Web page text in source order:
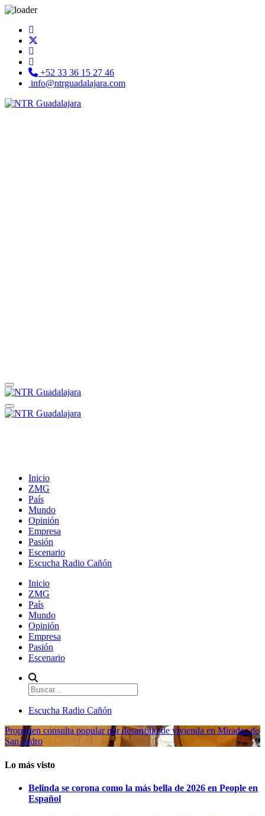
+52 33 36 15 27 46
info@ntrguadalajara.com
Inicio
ZMG
País
Mundo
Opinión
Empresa
Pasión
Escenario
Escucha Radio Cañón
Inicio
ZMG
País
Mundo
Opinión
Empresa
Pasión
Escenario
Escucha Radio Cañón
Proponen consulta popular por desarrollo de vivienda en Mirador de
San Isidro
Lo más visto
Belinda se corona como la más bella de 2026 en People en
Español